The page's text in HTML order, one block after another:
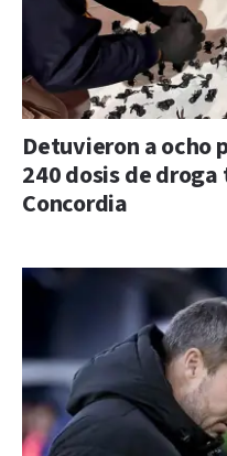
Detuvieron a ocho
240 dosis de
Concordia